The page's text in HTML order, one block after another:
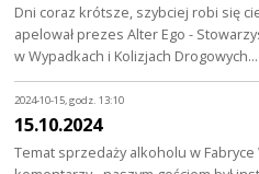
Dni coraz krótsze, szybciej robi się
apelował prezes Alter Ego -
w Wypadkach i Kolizjach Drogowych…
2024-10-15, godz. 13:10
15.10.2024
Temat sprzedaży alkoholu w